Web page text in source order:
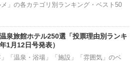
」の各カテゴリ別ランキング・ベスト50
泉旅館ホテル250選「投票理由別ランキ
1月12日号発表）
」「温泉・浴場」「施設」「雰囲気」のベ